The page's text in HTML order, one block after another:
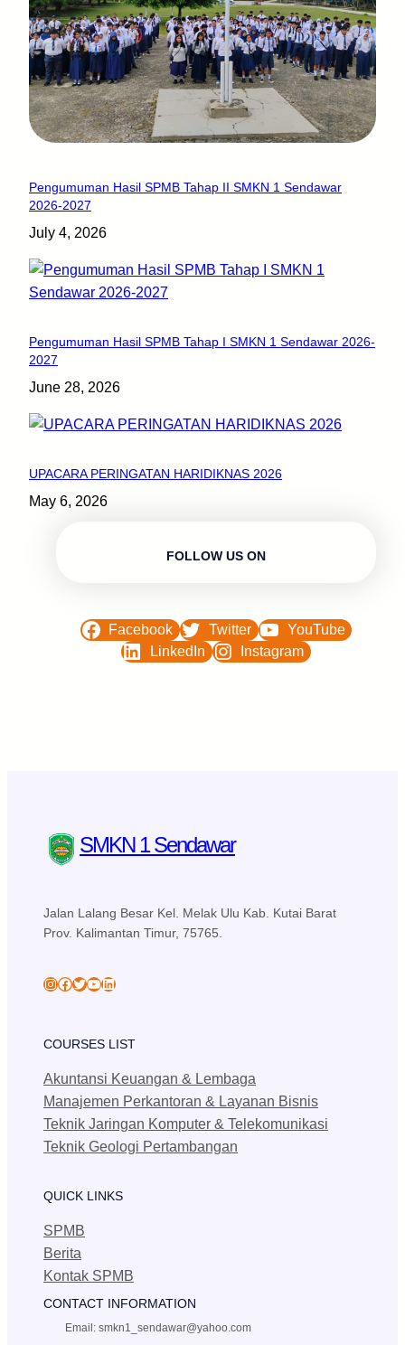
Pengumuman Hasil SPMB Tahap II SMKN 1 Sendawar
2026-2027
July 4, 2026
Pengumuman Hasil SPMB Tahap I SMKN 1 Sendawar 2026-
2027
June 28, 2026
UPACARA PERINGATAN HARIDIKNAS 2026
May 6, 2026
FOLLOW US ON
Facebook Twitter
YouTube
LinkedIn
Instagram
SMKN 1 Sendawar
Jalan Lalang Besar Kel. Melak Ulu Kab. Kutai Barat
Prov. Kalimantan Timur, 75765.
skansa_sendawar Facebook Twitter YouTube LinkedIn
COURSES LIST
Akuntansi Keuangan & Lembaga
Manajemen Perkantoran & Layanan Bisnis
Teknik Jaringan Komputer & Telekomunikasi
Teknik Geologi Pertambangan
QUICK LINKS
SPMB
Berita
Kontak SPMB
CONTACT INFORMATION
Email: smkn1_sendawar@yahoo.com